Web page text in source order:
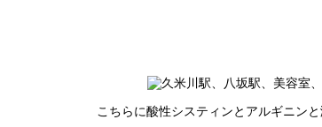
こちらに酸性システィンとアルギニン